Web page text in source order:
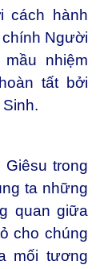
cách hành
Người
nhiệm
tất bởi
trong
ta những
quan giữa
cho chúng
mối tương